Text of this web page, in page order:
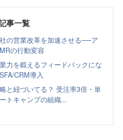
事一覧
の営業改革を加速させる──ア
の行動変容
力を鍛えるフィードバックにな
CRM導入
と紐づいてる？ 受注率3倍・単
トキャンプの組織...